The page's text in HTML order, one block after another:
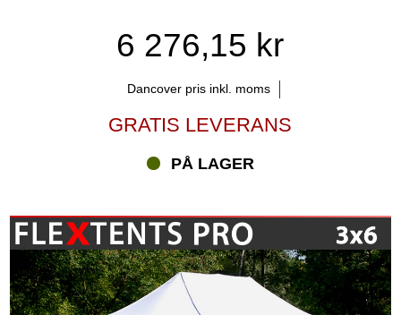
6 276,15 kr
Dancover pris inkl. moms
GRATIS LEVERANS
PÅ LAGER